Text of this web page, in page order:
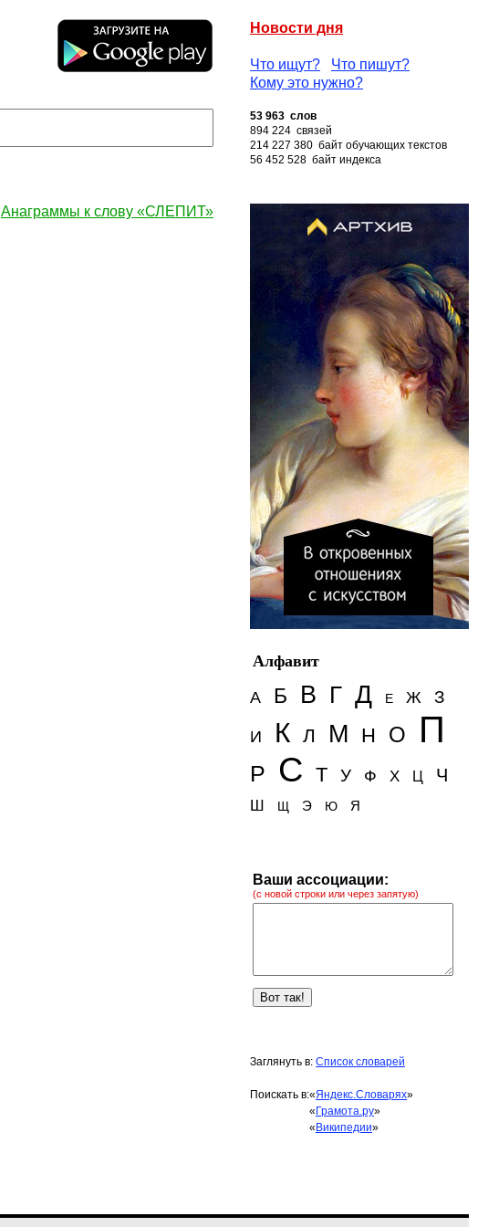
Новости дня
Что ищут?
Что пишут?
Кому это нужно?
53 963 слов
894 224 связей
214 227 380 байт обучающих текстов
56 452 528 байт индекса
Анаграммы к слову «СЛЕПИТ»
Алфавит
А
Б В Г Д Е Ж З
И К Л М Н О П
Р С Т У Ф Х Ц Ч
Ш Щ Э Ю Я
Ваши ассоциации:
(с новой строки или через запятую)
Заглянуть в: Список словарей
Поискать в:«Яндекс.Словарях»
« Грамота.ру»
« Википедии»